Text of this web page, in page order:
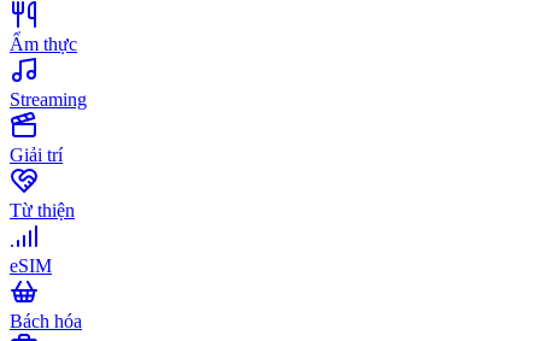
Ẩm thực
Streaming
Giải trí
Từ thiện
eSIM
Bách hóa